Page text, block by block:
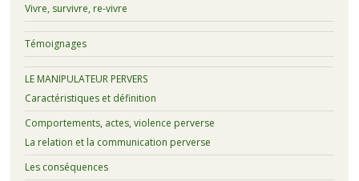
Vivre, survivre, re-vivre
Témoignages
LE MANIPULATEUR PERVERS
Caractéristiques et définition
Comportements, actes, violence perverse
La relation et la communication perverse
Les conséquences